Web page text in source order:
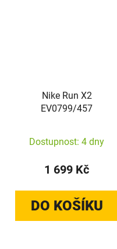
Nike Run X2
EV0799/457
Dostupnost: 4 dny
1 699 Kč
DO KOŠÍKU